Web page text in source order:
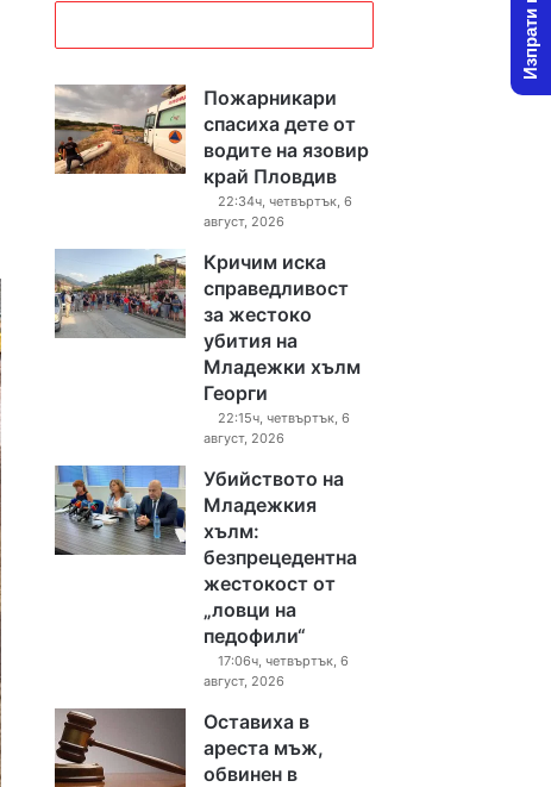
Пожарникари
спасиха дете от
водите на язовир
край Пловдив
22:34ч, четвъртък, 6
август, 2026
Кричим иска
справедливост
за жестоко
убития на
Младежки хълм
Георги
22:15ч, четвъртък, 6
август, 2026
Убийството на
Младежкия
хълм:
безпрецедентна
жестокост от
„ловци на
педофили“
17:06ч, четвъртък, 6
август, 2026
Оставиха в
ареста мъж,
обвинен в